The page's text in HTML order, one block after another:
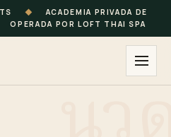
◆
ACADEMIA PRIVADA DE
OPERADA POR LOFT THAI SPA